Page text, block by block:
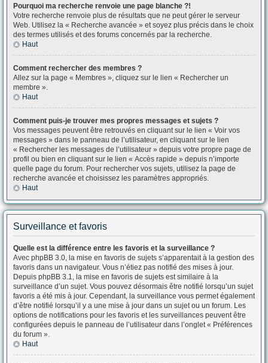
Pourquoi ma recherche renvoie une page blanche ?!
Votre recherche renvoie plus de résultats que ne peut gérer le serveur
Web. Utilisez la « Recherche avancée » et soyez plus précis dans le choix
des termes utilisés et des forums concernés par la recherche.
Haut
Comment rechercher des membres ?
Allez sur la page « Membres », cliquez sur le lien « Rechercher un
membre ».
Haut
Comment puis-je trouver mes propres messages et sujets ?
Vos messages peuvent être retrouvés en cliquant sur le lien « Voir vos
messages » dans le panneau de l’utilisateur, en cliquant sur le lien
« Rechercher les messages de l’utilisateur » depuis votre propre page de
profil ou bien en cliquant sur le lien « Accès rapide » depuis n’importe
quelle page du forum. Pour rechercher vos sujets, utilisez la page de
recherche avancée et choisissez les paramètres appropriés.
Haut
Surveillance et favoris
Quelle est la différence entre les favoris et la surveillance ?
Avec phpBB 3.0, la mise en favoris de sujets s’apparentait à la gestion des
favoris dans un navigateur. Vous n’étiez pas notifié des mises à jour.
Depuis phpBB 3.1, la mise en favoris de sujets est similaire à la
surveillance d’un sujet. Vous pouvez désormais être notifié lorsqu’un sujet
favoris a été mis à jour. Cependant, la surveillance vous permet également
d’être notifié lorsqu’il y a une mise à jour dans un sujet ou un forum. Les
options de notifications pour les favoris et les surveillances peuvent être
configurées depuis le panneau de l’utilisateur dans l’onglet « Préférences
du forum ».
Haut